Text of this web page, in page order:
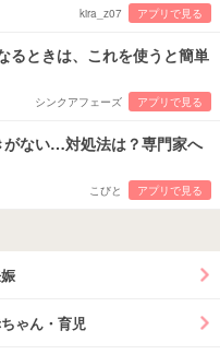
kira_z07 アプリで見る
るときは、これを使うと簡単
シンクアフェーズ アプリで見る
がない…対処法は？専門家へ
こびと アプリで見る
ゃん・育児